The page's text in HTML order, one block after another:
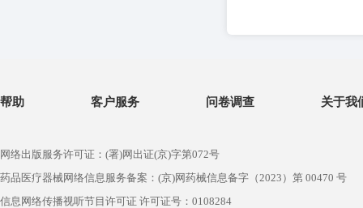
帮助 客户服务 问卷调查 关于我
网络出版服务许可证：(署)网出证(京)字第072号
药品医疗器械网络信息服务备案：(京)网药械信息备字（2023）第 00470 号
信息网络传播视听节目许可证 许可证号：0108284